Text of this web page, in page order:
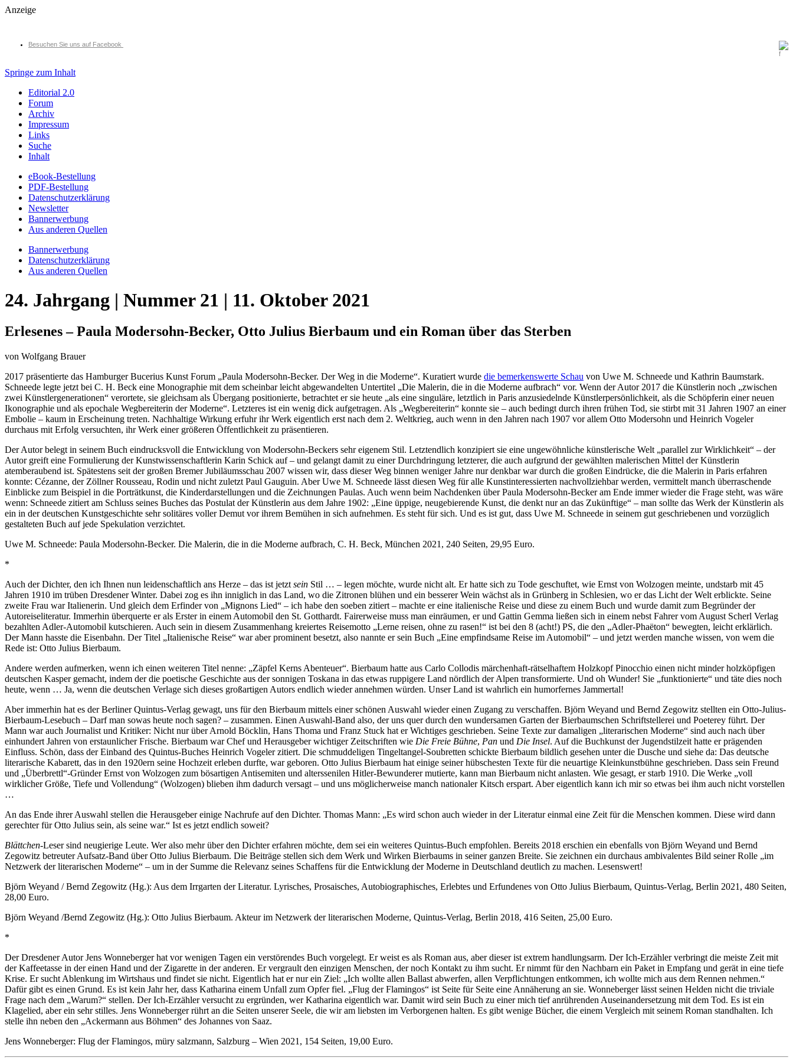
Anzeige
Besuchen Sie uns auf Facebook
Springe zum Inhalt
Editorial 2.0
Forum
Archiv
Impressum
Links
Suche
Inhalt
eBook-Bestellung
PDF-Bestellung
Datenschutzerklärung
Newsletter
Bannerwerbung
Aus anderen Quellen
Bannerwerbung
Datenschutzerklärung
Aus anderen Quellen
24. Jahrgang | Nummer 21 | 11. Oktober 2021
Erlesenes – Paula Modersohn-Becker, Otto Julius Bierbaum und ein Roman über das Sterben
von Wolfgang Brauer
2017 präsentierte das Hamburger Bucerius Kunst Forum „Paula Modersohn-Becker. Der Weg in die Moderne“. Kuratiert wurde die bemerkenswerte Schau von Uwe M. Schneede und Kathrin Baumstark.
Schneede legte jetzt bei C. H. Beck eine Monographie mit dem scheinbar leicht abgewandelten Untertitel „Die Malerin, die in die Moderne aufbrach“ vor. Wenn der Autor 2017 die Künstlerin noch „zwischen
zwei Künstlergenerationen“ verortete, sie gleichsam als Übergang positionierte, betrachtet er sie heute „als eine singuläre, letztlich in Paris anzusiedelnde Künstlerpersönlichkeit, als die Schöpferin einer neuen
Ikonographie und als epochale Wegbereiterin der Moderne“. Letzteres ist ein wenig dick aufgetragen. Als „Wegbereiterin“ konnte sie – auch bedingt durch ihren frühen Tod, sie stirbt mit 31 Jahren 1907 an einer
Embolie – kaum in Erscheinung treten. Nachhaltige Wirkung erfuhr ihr Werk eigentlich erst nach dem 2. Weltkrieg, auch wenn in den Jahren nach 1907 vor allem Otto Modersohn und Heinrich Vogeler
durchaus mit Erfolg versuchten, ihr Werk einer größeren Öffentlichkeit zu präsentieren.
Der Autor belegt in seinem Buch eindrucksvoll die Entwicklung von Modersohn-Beckers sehr eigenem Stil. Letztendlich konzipiert sie eine ungewöhnliche künstlerische Welt „parallel zur Wirklichkeit“ – der
Autor greift eine Formulierung der Kunstwissenschaftlerin Karin Schick auf – und gelangt damit zu einer Durchdringung letzterer, die auch aufgrund der gewählten malerischen Mittel der Künstlerin
atemberaubend ist. Spätestens seit der großen Bremer Jubiläumsschau 2007 wissen wir, dass dieser Weg binnen weniger Jahre nur denkbar war durch die großen Eindrücke, die die Malerin in Paris erfahren
konnte: Cézanne, der Zöllner Rousseau, Rodin und nicht zuletzt Paul Gauguin. Aber Uwe M. Schneede lässt diesen Weg für alle Kunstinteressierten nachvollziehbar werden, vermittelt manch überraschende
Einblicke zum Beispiel in die Porträtkunst, die Kinderdarstellungen und die Zeichnungen Paulas. Auch wenn beim Nachdenken über Paula Modersohn-Becker am Ende immer wieder die Frage steht, was wäre
wenn: Schneede zitiert am Schluss seines Buches das Postulat der Künstlerin aus dem Jahre 1902: „Eine üppige, neugebierende Kunst, die denkt nur an das Zukünftige“ – man sollte das Werk der Künstlerin als
ein in der deutschen Kunstgeschichte sehr solitäres voller Demut vor ihrem Bemühen in sich aufnehmen. Es steht für sich. Und es ist gut, dass Uwe M. Schneede in seinem gut geschriebenen und vorzüglich
gestalteten Buch auf jede Spekulation verzichtet.
Uwe M. Schneede: Paula Modersohn-Becker. Die Malerin, die in die Moderne aufbrach, C. H. Beck, München 2021, 240 Seiten, 29,95 Euro.
*
Auch der Dichter, den ich Ihnen nun leidenschaftlich ans Herze – das ist jetzt sein Stil … – legen möchte, wurde nicht alt. Er hatte sich zu Tode geschuftet, wie Ernst von Wolzogen meinte, undstarb mit 45
Jahren 1910 im trüben Dresdener Winter. Dabei zog es ihn inniglich in das Land, wo die Zitronen blühen und ein besserer Wein wächst als in Grünberg in Schlesien, wo er das Licht der Welt erblickte. Seine
zweite Frau war Italienerin. Und gleich dem Erfinder von „Mignons Lied“ – ich habe den soeben zitiert – machte er eine italienische Reise und diese zu einem Buch und wurde damit zum Begründer der
Autoreiseliteratur. Immerhin überquerte er als Erster in einem Automobil den St. Gotthardt. Fairerweise muss man einräumen, er und Gattin Gemma ließen sich in einem nebst Fahrer vom August Scherl Verlag
bezahlten Adler-Automobil kutschieren. Auch sein in diesem Zusammenhang kreiertes Reisemotto „Lerne reisen, ohne zu rasen!“ ist bei den 8 (acht!) PS, die den „Adler-Phaëton“ bewegten, leicht erklärlich.
Der Mann hasste die Eisenbahn. Der Titel „Italienische Reise“ war aber prominent besetzt, also nannte er sein Buch „Eine empfindsame Reise im Automobil“ – und jetzt werden manche wissen, von wem die
Rede ist: Otto Julius Bierbaum.
Andere werden aufmerken, wenn ich einen weiteren Titel nenne: „Zäpfel Kerns Abenteuer“. Bierbaum hatte aus Carlo Collodis märchenhaft-rätselhaftem Holzkopf Pinocchio einen nicht minder holzköpfigen
deutschen Kasper gemacht, indem der die poetische Geschichte aus der sonnigen Toskana in das etwas ruppigere Land nördlich der Alpen transformierte. Und oh Wunder! Sie „funktionierte“ und täte dies noch
heute, wenn … Ja, wenn die deutschen Verlage sich dieses großartigen Autors endlich wieder annehmen würden. Unser Land ist wahrlich ein humorfernes Jammertal!
Aber immerhin hat es der Berliner Quintus-Verlag gewagt, uns für den Bierbaum mittels einer schönen Auswahl wieder einen Zugang zu verschaffen. Björn Weyand und Bernd Zegowitz stellten ein Otto-Julius-
Bierbaum-Lesebuch – Darf man sowas heute noch sagen? – zusammen. Einen Auswahl-Band also, der uns quer durch den wundersamen Garten der Bierbaumschen Schriftstellerei und Poeterey führt. Der
Mann war auch Journalist und Kritiker: Nicht nur über Arnold Böcklin, Hans Thoma und Franz Stuck hat er Wichtiges geschrieben. Seine Texte zur damaligen „literarischen Moderne“ sind auch nach über
einhundert Jahren von erstaunlicher Frische. Bierbaum war Chef und Herausgeber wichtiger Zeitschriften wie Die Freie Bühne, Pan und Die Insel. Auf die Buchkunst der Jugendstilzeit hatte er prägenden
Einfluss. Schön, dass der Einband des Quintus-Buches Heinrich Vogeler zitiert. Die schmuddeligen Tingeltangel-Soubretten schickte Bierbaum bildlich gesehen unter die Dusche und siehe da: Das deutsche
literarische Kabarett, das in den 1920ern seine Hochzeit erleben durfte, war geboren. Otto Julius Bierbaum hat einige seiner hübschesten Texte für die neuartige Kleinkunstbühne geschrieben. Dass sein Freund
und „Überbrettl“-Gründer Ernst von Wolzogen zum bösartigen Antisemiten und alterssenilen Hitler-Bewunderer mutierte, kann man Bierbaum nicht anlasten. Wie gesagt, er starb 1910. Die Werke „voll
wirklicher Größe, Tiefe und Vollendung“ (Wolzogen) blieben ihm dadurch versagt – und uns möglicherweise manch nationaler Kitsch erspart. Aber eigentlich kann ich mir so etwas bei ihm auch nicht vorstellen
…
An das Ende ihrer Auswahl stellen die Herausgeber einige Nachrufe auf den Dichter. Thomas Mann: „Es wird schon auch wieder in der Literatur einmal eine Zeit für die Menschen kommen. Diese wird dann
gerechter für Otto Julius sein, als seine war.“ Ist es jetzt endlich soweit?
Blättchen-Leser sind neugierige Leute. Wer also mehr über den Dichter erfahren möchte, dem sei ein weiteres Quintus-Buch empfohlen. Bereits 2018 erschien ein ebenfalls von Björn Weyand und Bernd
Zegowitz betreuter Aufsatz-Band über Otto Julius Bierbaum. Die Beiträge stellen sich dem Werk und Wirken Bierbaums in seiner ganzen Breite. Sie zeichnen ein durchaus ambivalentes Bild seiner Rolle „im
Netzwerk der literarischen Moderne“ – um in der Summe die Relevanz seines Schaffens für die Entwicklung der Moderne in Deutschland deutlich zu machen. Lesenswert!
Björn Weyand / Bernd Zegowitz (Hg.): Aus dem Irrgarten der Literatur. Lyrisches, Prosaisches, Autobiographisches, Erlebtes und Erfundenes von Otto Julius Bierbaum, Quintus-Verlag, Berlin 2021, 480 Seiten,
28,00 Euro.
Björn Weyand /Bernd Zegowitz (Hg.): Otto Julius Bierbaum. Akteur im Netzwerk der literarischen Moderne, Quintus-Verlag, Berlin 2018, 416 Seiten, 25,00 Euro.
*
Der Dresdener Autor Jens Wonneberger hat vor wenigen Tagen ein verstörendes Buch vorgelegt. Er weist es als Roman aus, aber dieser ist extrem handlungsarm. Der Ich-Erzähler verbringt die meiste Zeit mit
der Kaffeetasse in der einen Hand und der Zigarette in der anderen. Er vergrault den einzigen Menschen, der noch Kontakt zu ihm sucht. Er nimmt für den Nachbarn ein Paket in Empfang und gerät in eine tiefe
Krise. Er sucht Ablenkung im Wirtshaus und findet sie nicht. Eigentlich hat er nur ein Ziel: „Ich wollte allen Ballast abwerfen, allen Verpflichtungen entkommen, ich wollte mich aus dem Rennen nehmen.“
Dafür gibt es einen Grund. Es ist kein Jahr her, dass Katharina einem Unfall zum Opfer fiel. „Flug der Flamingos“ ist Seite für Seite eine Annäherung an sie. Wonneberger lässt seinen Helden nicht die triviale
Frage nach dem „Warum?“ stellen. Der Ich-Erzähler versucht zu ergründen, wer Katharina eigentlich war. Damit wird sein Buch zu einer mich tief anrührenden Auseinandersetzung mit dem Tod. Es ist ein
Klagelied, aber ein sehr stilles. Jens Wonneberger rührt an die Seiten unserer Seele, die wir am liebsten im Verborgenen halten. Es gibt wenige Bücher, die einem Vergleich mit seinem Roman standhalten. Ich
stelle ihn neben den „Ackermann aus Böhmen“ des Johannes von Saaz.
Jens Wonneberger: Flug der Flamingos, müry salzmann, Salzburg – Wien 2021, 154 Seiten, 19,00 Euro.